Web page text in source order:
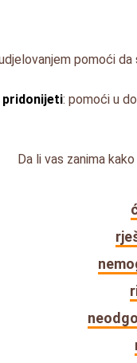
pomoći
pridonijeti: pomoći u
Da li vas zanima